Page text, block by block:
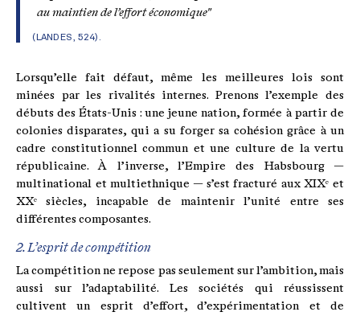
au maintien de l’effort économique"
(LANDES, 524).
Lorsqu’elle fait défaut, même les meilleures lois sont
minées par les rivalités internes. Prenons l’exemple des
débuts des États-Unis : une jeune nation, formée à partir de
colonies disparates, qui a su forger sa cohésion grâce à un
cadre constitutionnel commun et une culture de la vertu
républicaine. À l’inverse, l’Empire des Habsbourg —
multinational et multiethnique — s’est fracturé aux XIXᵉ et
XXᵉ siècles, incapable de maintenir l’unité entre ses
différentes composantes.
2. L’esprit de compétition
La compétition ne repose pas seulement sur l’ambition, mais
aussi sur l’adaptabilité. Les sociétés qui réussissent
cultivent un esprit d’effort, d’expérimentation et de